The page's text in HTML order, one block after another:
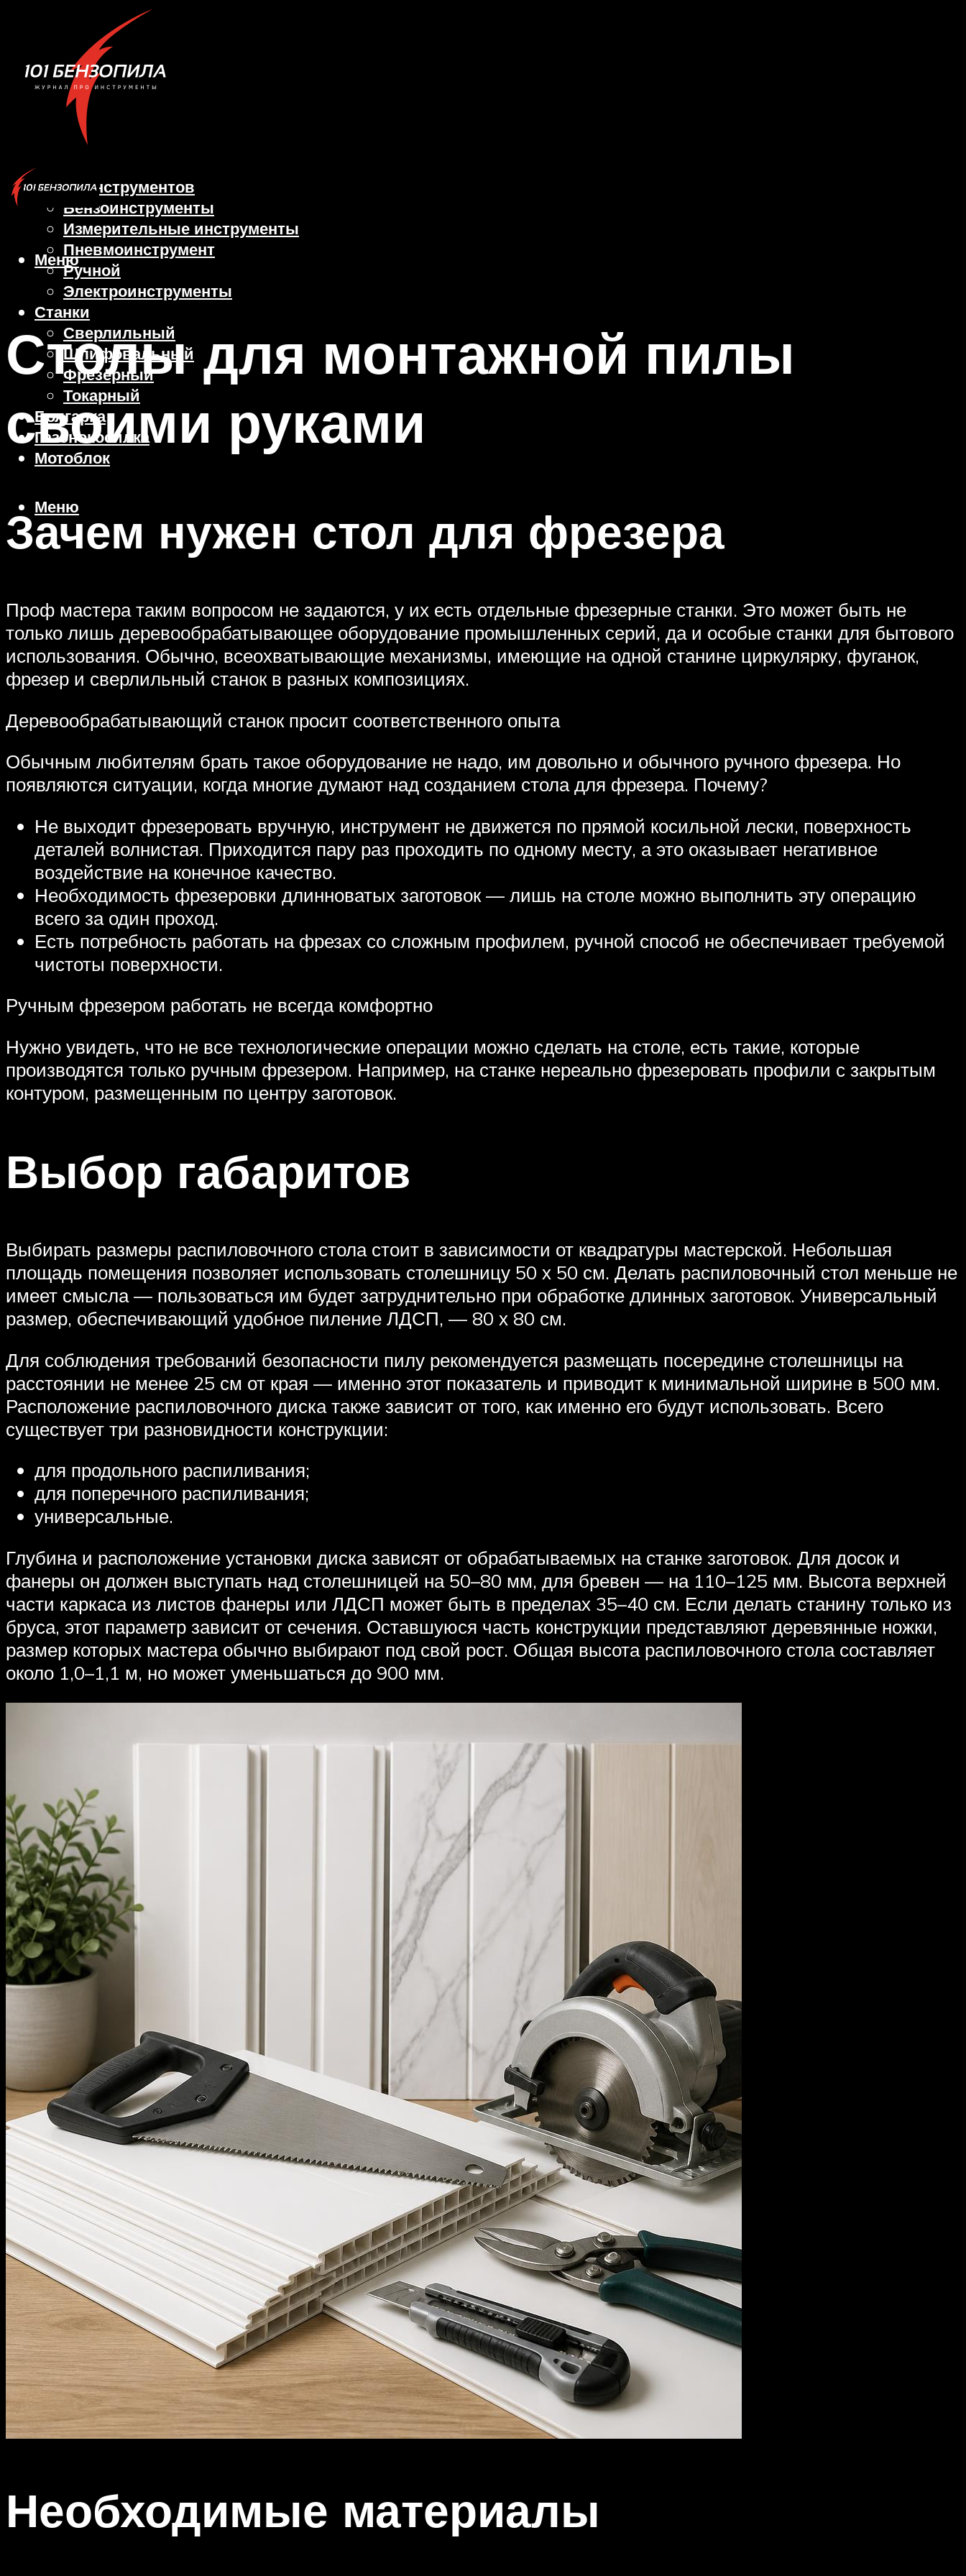
Виды инструментов
Бензоинструменты
Измерительные инструменты
Пневмоинструмент
Ручной
Электроинструменты
Станки
Сверлильный
Шлифовальный
Фрезерный
Токарный
Болгарка
Газонокосилка
Мотоблок
Меню
Меню
Столы для монтажной пилы
своими руками
Зачем нужен стол для фрезера
Проф мастера таким вопросом не задаются, у их есть отдельные фрезерные станки. Это может быть не
только лишь деревообрабатывающее оборудование промышленных серий, да и особые станки для бытового
использования. Обычно, всеохватывающие механизмы, имеющие на одной станине циркулярку, фуганок,
фрезер и сверлильный станок в разных композициях.
Деревообрабатывающий станок просит соответственного опыта
Обычным любителям брать такое оборудование не надо, им довольно и обычного ручного фрезера. Но
появляются ситуации, когда многие думают над созданием стола для фрезера. Почему?
Не выходит фрезеровать вручную, инструмент не движется по прямой косильной лески, поверхность
деталей волнистая. Приходится пару раз проходить по одному месту, а это оказывает негативное
воздействие на конечное качество.
Необходимость фрезеровки длинноватых заготовок — лишь на столе можно выполнить эту операцию
всего за один проход.
Есть потребность работать на фрезах со сложным профилем, ручной способ не обеспечивает требуемой
чистоты поверхности.
Ручным фрезером работать не всегда комфортно
Нужно увидеть, что не все технологические операции можно сделать на столе, есть такие, которые
производятся только ручным фрезером. Например, на станке нереально фрезеровать профили с закрытым
контуром, размещенным по центру заготовок.
Выбор габаритов
Выбирать размеры распиловочного стола стоит в зависимости от квадратуры мастерской. Небольшая
площадь помещения позволяет использовать столешницу 50 х 50 см. Делать распиловочный стол меньше не
имеет смысла — пользоваться им будет затруднительно при обработке длинных заготовок. Универсальный
размер, обеспечивающий удобное пиление ЛДСП, — 80 х 80 см.
Для соблюдения требований безопасности пилу рекомендуется размещать посередине столешницы на
расстоянии не менее 25 см от края — именно этот показатель и приводит к минимальной ширине в 500 мм.
Расположение распиловочного диска также зависит от того, как именно его будут использовать. Всего
существует три разновидности конструкции:
для продольного распиливания;
для поперечного распиливания;
универсальные.
Глубина и расположение установки диска зависят от обрабатываемых на станке заготовок. Для досок и
фанеры он должен выступать над столешницей на 50–80 мм, для бревен — на 110–125 мм. Высота верхней
части каркаса из листов фанеры или ЛДСП может быть в пределах 35–40 см. Если делать станину только из
бруса, этот параметр зависит от сечения. Оставшуюся часть конструкции представляют деревянные ножки,
размер которых мастера обычно выбирают под свой рост. Общая высота распиловочного стола составляет
около 1,0–1,1 м, но может уменьшаться до 900 мм.
Необходимые материалы